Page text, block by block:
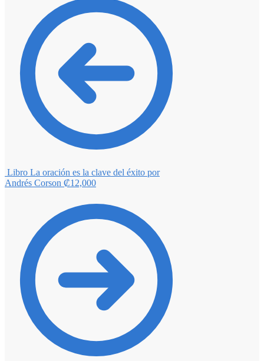
Libro La oración es la clave del éxito por
Andrés Corson ₡12,000